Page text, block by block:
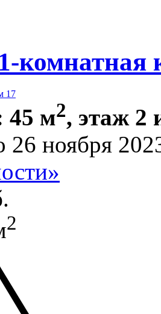
комнатная
17
45 м2, этаж 2
26 ноября
2